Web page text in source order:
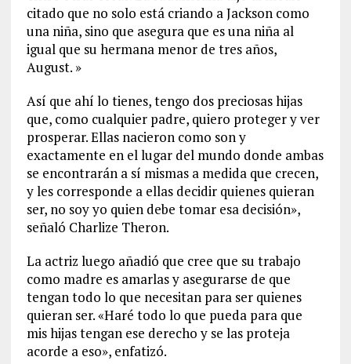
citado que no solo está criando a Jackson como
una niña, sino que asegura que es una niña al
igual que su hermana menor de tres años,
August. »
Así que ahí lo tienes, tengo dos preciosas hijas
que, como cualquier padre, quiero proteger y ver
prosperar. Ellas nacieron como son y
exactamente en el lugar del mundo donde ambas
se encontrarán a sí mismas a medida que crecen,
y les corresponde a ellas decidir quienes quieran
ser, no soy yo quien debe tomar esa decisión»,
señaló Charlize Theron.
La actriz luego añadió que cree que su trabajo
como madre es amarlas y asegurarse de que
tengan todo lo que necesitan para ser quienes
quieran ser. «Haré todo lo que pueda para que
mis hijas tengan ese derecho y se las proteja
acorde a eso», enfatizó.